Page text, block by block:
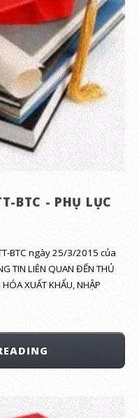
BTC - PHỤ LỤC
BTC ngày 25/3/2015 của
TIN LIÊN QUAN ĐẾN THỦ
XUẤT KHẨU, NHẬP